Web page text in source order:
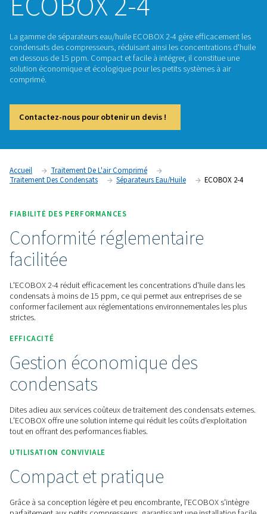
SÉPARATEURS EAU/HUILE
ECOBOX 2-4
La gamme de séparateurs eau/huile ECOBOX 2-4 gère
condensats des compresseurs, réduisant ainsi les
solution économique et écologique pour les petits
comprimé.
Contactez-nous pour obtenir un devis !
Accueil
Traitement De L'air Comprimé
Traitement Des Condensats
Séparateurs Eau/huile
FIABILITÉ DES PERFORMANCES
Conformité réglementaire
facilitée
condensats à moins de 15 ppm, ce qui permet aux
conformer facilement aux réglementations
strictes.